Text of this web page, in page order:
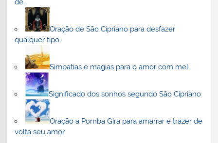
de…
Oração de São Cipriano para desfazer
qualquer tipo…
Simpatias e magias para o amor com mel
Significado dos sonhos segundo São Cipriano
Oração a Pomba Gira para amarrar e trazer de
volta seu amor